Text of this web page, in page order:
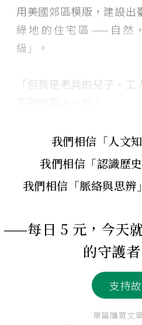
用美國郊區模版，建設出
綠地的住宅區——自然
級」。
「但我是老兵的兒子，
我們相信「人文
我們相信「認識歷
我們相信「脈絡與思辨
——每日 5 元，今天就
的守護
支持
單篇購買文